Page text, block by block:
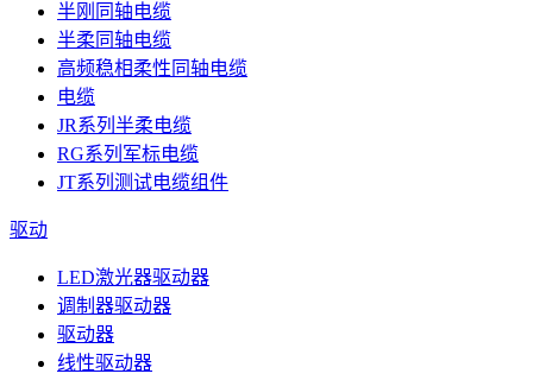
半刚同轴电缆
半柔同轴电缆
高频稳相柔性同轴电缆
电缆
JR系列半柔电缆
RG系列军标电缆
JT系列测试电缆组件
驱动
LED激光器驱动器
调制器驱动器
驱动器
线性驱动器